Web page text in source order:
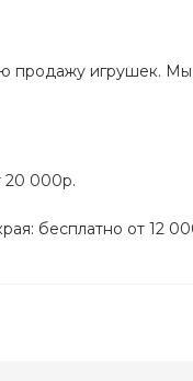
продажу игрушек.
20 000р.
бесплатно от 12